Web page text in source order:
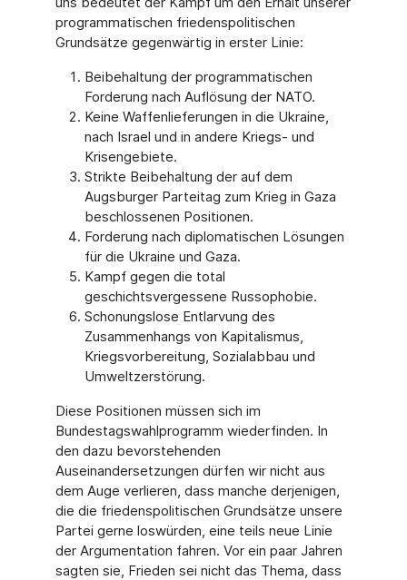
programmatischen friedenspolitischen
Grundsätze gegenwärtig in erster Linie:
Beibehaltung der programmatischen
Forderung nach Auflösung der NATO.
Keine Waffenlieferungen in die Ukraine,
nach Israel und in andere Kriegs- und
Krisengebiete.
Strikte Beibehaltung der auf dem
Augsburger Parteitag zum Krieg in Gaza
beschlossenen Positionen.
Forderung nach diplomatischen Lösungen
für die Ukraine und Gaza.
Kampf gegen die total
geschichtsvergessene Russophobie.
Schonungslose Entlarvung des
Zusammenhangs von Kapitalismus,
Kriegsvorbereitung, Sozialabbau und
Umweltzerstörung.
Diese Positionen müssen sich im
Bundestagswahlprogramm wiederfinden. In
den dazu bevorstehenden
Auseinandersetzungen dürfen wir nicht aus
dem Auge verlieren, dass manche derjenigen,
die die friedenspolitischen Grundsätze unsere
Partei gerne loswürden, eine teils neue Linie
der Argumentation fahren. Vor ein paar Jahren
sagten sie, Frieden sei nicht das Thema, dass